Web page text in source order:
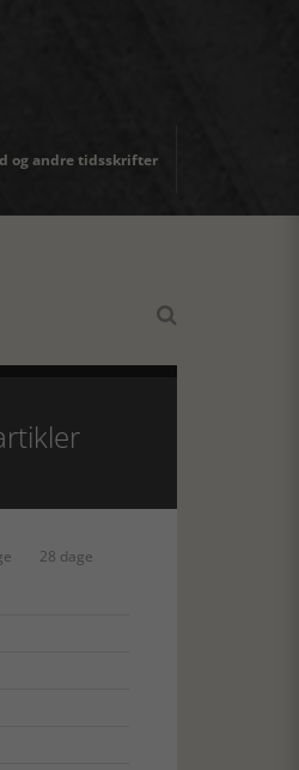
og andre tidsskrifter

28 dage